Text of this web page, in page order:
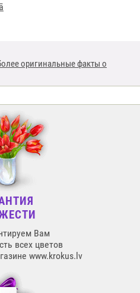
оригинальные факты о
Вам
всех цветов
www.krokus.lv